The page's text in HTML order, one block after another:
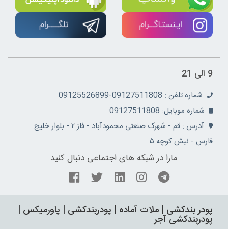
9 الی 21
شماره تلفن : 09127511808-09125526899
شماره موبایل: 09127511808
آدرس : قم - شهرک صنعتی محمودآباد - فاز ۲ - بلوار خلیج
فارس - نبش کوچه ۵
مارا در شبکه های اجتماعی دنبال کنید
پودر بندکشی | ملات آماده | پودربندکشی | پاورمیکس |
پودربندکشی آجر